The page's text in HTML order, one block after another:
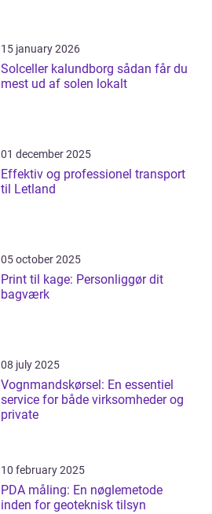
15 january 2026
Solceller kalundborg sådan får du
mest ud af solen lokalt
01 december 2025
Effektiv og professionel transport
til Letland
05 october 2025
Print til kage: Personliggør dit
bagværk
08 july 2025
Vognmandskørsel: En essentiel
service for både virksomheder og
private
10 february 2025
PDA måling: En nøglemetode
inden for geoteknisk tilsyn